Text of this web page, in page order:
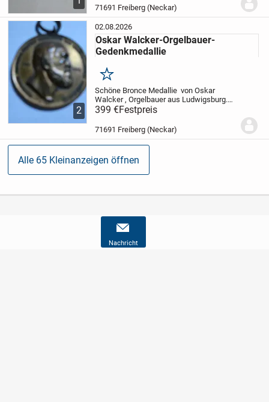
Nachricht
71691 Freiberg (Neckar)
2
02.08.2026
Oskar Walcker-Orgelbauer-
Gedenkmedallie
Merken
Schöne Bronce Medallie von Oskar
Walcker , Orgelbauer aus Ludwigsburg.
Erinnerung a.d. 1000 Orgel -Vollendung ,23
399 €Festpreis
71691 Freiberg (Neckar)
Alle 65 Kleinanzeigen öffnen